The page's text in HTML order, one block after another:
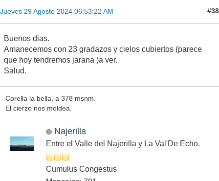
Jueves 29 Agosto 2024 06:53:22 AM #38
Buenos dias.
Amanecemos con 23 gradazos y cielos cubiertos (parece
que hoy tendremos jarana )a ver.
Salud.
Corella la bella, a 378 msnm.
El cierzo nos moldea.
Najerilla
Entre el Valle del Najerilla y La Val'De Echo.
Cumulus Congestus